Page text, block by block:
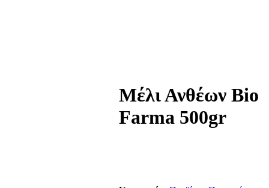
Μέλι Ανθέων Βio
Farma 500gr